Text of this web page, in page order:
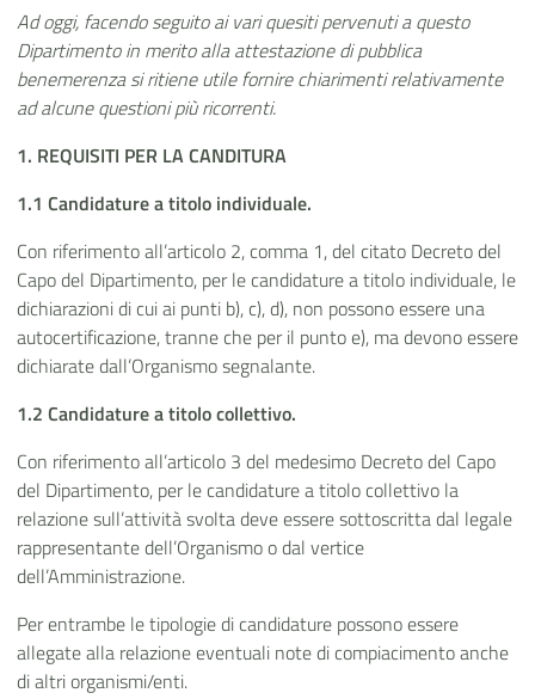
Ad oggi, facendo seguito ai vari quesiti pervenuti a questo
Dipartimento in merito alla attestazione di pubblica
benemerenza si ritiene utile fornire chiarimenti relativamente
ad alcune questioni più ricorrenti.
1. REQUISITI PER LA CANDITURA
1.1 Candidature a titolo individuale.
Con riferimento all’articolo 2, comma 1, del citato Decreto del
Capo del Dipartimento, per le candidature a titolo individuale, le
dichiarazioni di cui ai punti b), c), d), non possono essere una
autocertificazione, tranne che per il punto e), ma devono essere
dichiarate dall’Organismo segnalante.
1.2 Candidature a titolo collettivo.
Con riferimento all’articolo 3 del medesimo Decreto del Capo
del Dipartimento, per le candidature a titolo collettivo la
relazione sull’attività svolta deve essere sottoscritta dal legale
rappresentante dell’Organismo o dal vertice
dell’Amministrazione.
Per entrambe le tipologie di candidature possono essere
allegate alla relazione eventuali note di compiacimento anche
di altri organismi/enti.